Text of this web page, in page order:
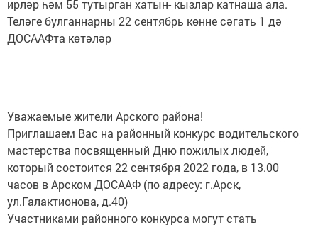
ирләр һәм 55 тутырган хатын- кызлар катнаша ала.
Теләге булганнарны 22 сентябрь көнне сәгать 1 дә
ДОСААФта көтәләр
Уважаемые жители Арского района!
Приглашаем Вас на районный конкурс водительского
мастерства посвященный Дню пожилых людей,
который состоится 22 сентября 2022 года, в 13.00
часов в Арском ДОСААФ (по адресу: г.Арск,
ул.Галактионова, д.40)
Участниками районного конкурса могут стать